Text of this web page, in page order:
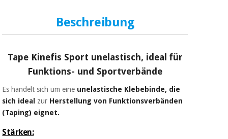
Beschreibung
Tape Kinefis Sport unelastisch, ideal für
Funktions- und Sportverbände
Es handelt sich um eine unelastische Klebebinde, die
sich ideal zur Herstellung von Funktionsverbänden
(Taping) eignet.
Stärken: